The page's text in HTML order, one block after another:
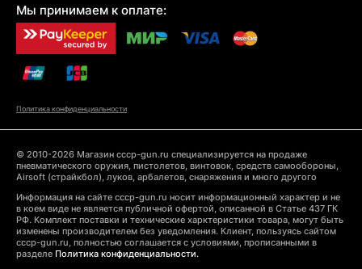
Мы принимаем к оплате:
Политика конфиденциальности
© 2010-2026 Магазин cccp-gun.ru специализируется на продаже
пневматического оружия, пистолетов, винтовок, средств самообороны,
Airsoft (страйкбол), луков, арбалетов, снаряжения и много другого
Информация на сайте cccp-gun.ru носит информационный характер и не
в коем виде не является публичной офертой, описанной в Статье 437 ГК
РФ. Комплект поставки и технические харктеристики товара, могут быть
изменены производителем без уведомления. Клиент, пользуясь сайтом
cccp-gun.ru, полностью соглашается с условиями, прописанными в
разделе Политика конфиденциальности.